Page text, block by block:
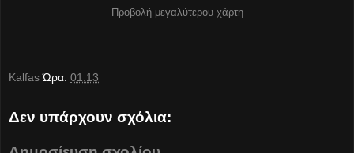
Προβολή μεγαλύτερου χάρτη
Kalfas Ώρα: 01:13
Δεν υπάρχουν σχόλια: